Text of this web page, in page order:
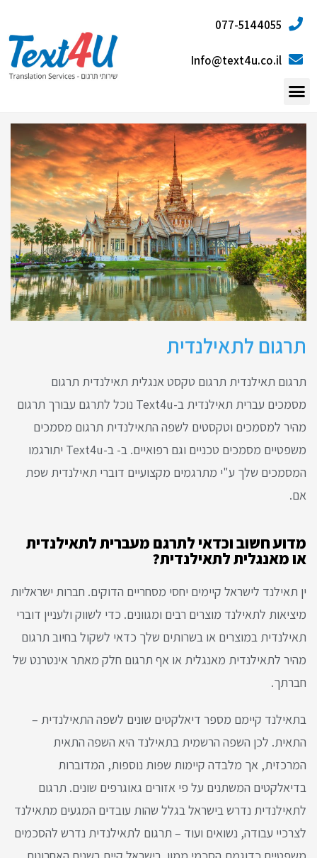
077-5144055
Info@text4u.co.il
תרגום לתאילנדית
תרגום תאילנדית תרגום טקסט אנגלית תאילנדית תרגום
מסמכים עברית תאילנדית ב-Text4u נוכל לתרגם עבורך תרגום
מהיר למסמכים וטקסטים לשפה התאילנדית תרגום מסמכים
משפטיים מסמכים טכניים וגם רפואיים. ב- ב-Text4u יתורגמו
המסמכים שלך ע"י מתרגמים מקצועיים דוברי תאילנדית שפת
אם.
מדוע חשוב וכדאי לתרגם מעברית לתאילנדית
או מאנגלית לתאילנדית?
ין תאילנד לישראל קיימים יחסי מסחריים הדוקים. חברות ישראליות
מיציאות לתאילנד מוצרים רבים ומגוונים. כדי לשווק ולעניין דוברי
תאילנדית במוצרים או בשרותים שלך כדאי לשקול בחיוב תרגום
מהיר לתאילנדית מאנגלית או אף תרגום חלק מאתר אינטרנט של
חברתך.
בתאילנד קיימם מספר דיאלקטים שונים לשפה התאילנדית –
התאית. לכן השפה הרשמית בתאילנד היא השפה התאית
המרכזית, אך מלבדה קיימות שפות נוספות, המדוברות
בדיאלקטים המשתנים על פי אזורים גאוגרפים שונים. תרגום
לתאילנדית נדרש בישראל בגלל שהות עובדים המגעים מתאילנד
לצרכיי עבודה, נשואים ועוד – תרגום לתאילנדית נדרש להסכמים